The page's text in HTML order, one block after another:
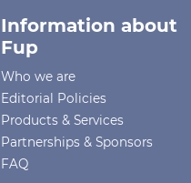
Information about
Fup
Who we are
Editorial Policies
Products & Services
Partnerships & Sponsors
FAQ